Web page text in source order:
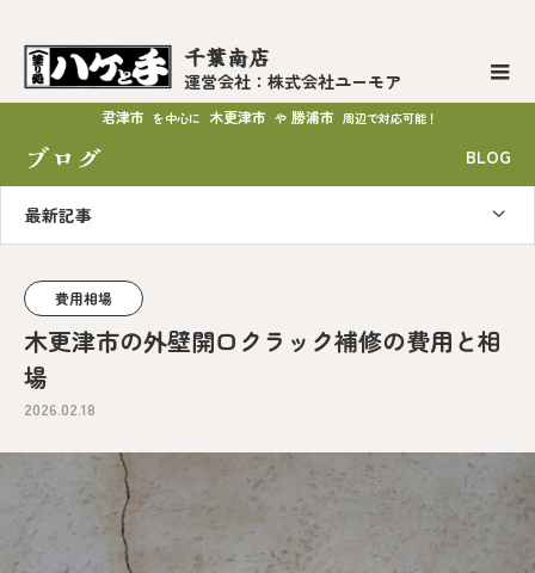
千葉南店
運営会社：株式会社ユーモア
君津市 を中心に 木更津市 や 勝浦市 周辺で対応可能！
ブログ BLOG
最新記事
費用相場
木更津市の外壁開口クラック補修の費用と相
場
2026.02.18